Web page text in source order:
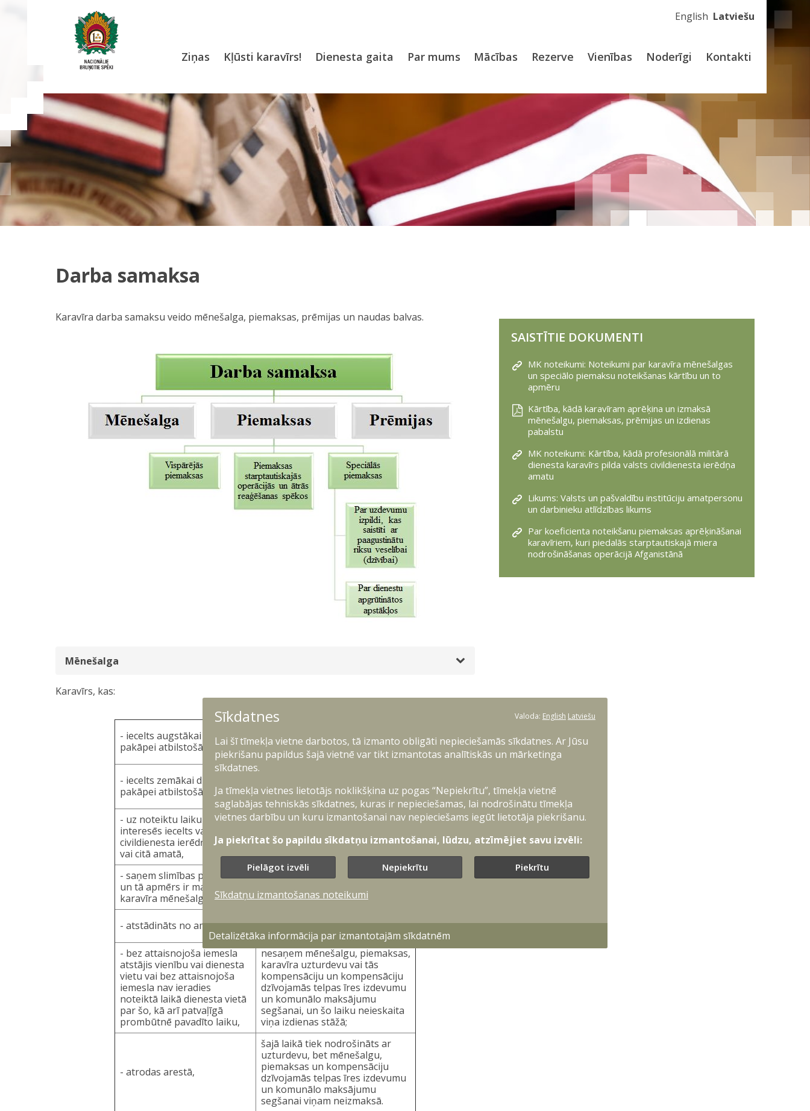
English Latviešu
Ziņas Kļūsti karavīrs! Dienesta gaita Par mums Mācības Rezerve Vienības Noderīgi Kontakti
Darba samaksa
Karavīra darba samaksu veido mēnešalga, piemaksas, prēmijas un naudas balvas.
Mēnešalga
Karavīrs, kas:
- iecelts augstākai dienesta
pakāpei atbilstošā amatā,
piemaksu mēnešalgu starpības
apjomā;
- iecelts zemākai dienesta
pakāpei atbilstošā amatā,
mēnešalgu atbilstoši savai
dienesta pakāpei;
- uz noteiktu laiku valsts
interesēs iecelts valsts
civildienesta ierēdņa amatā
vai citā amatā,
tā pildīšanas laikā saņem
(un karavīram noteiktos
pabalstus un kompensācijas);
- saņem slimības pabalstu
un tā apmērs ir mazāks par
karavīra mēnešalgu,
saņem starpības kompensējumu
līdzekļiem;
- atstādināts no amata,
saņem mēnešalgu, karavīra
uzturdevu vai tās kompensāciju;
- bez attaisnojoša iemesla
atstājis vienību vai dienesta
vietu vai bez attaisnojoša
iemesla nav ieradies
noteiktā laikā dienesta vietā
par šo, kā arī patvaļīgā
prombūtnē pavadīto laiku,
nesaņem mēnešalgu, piemaksas,
karavīra uzturdevu vai tās
kompensāciju un kompensāciju
dzīvojamās telpas īres izdevumu
un komunālo maksājumu
segšanai, un šo laiku neieskaita
viņa izdienas stāžā;
- atrodas arestā,
šajā laikā tiek nodrošināts ar
uzturdevu, bet mēnešalgu,
piemaksas un kompensāciju
dzīvojamās telpas īres izdevumu
un komunālo maksājumu
segšanai viņam neizmaksā.
SAISTĪTIE DOKUMENTI
MK noteikumi: Noteikumi par karavīra mēnešalgas
un speciālo piemaksu noteikšanas kārtību un to
apmēru
Kārtība, kādā karavīram aprēķina un izmaksā
mēnešalgu, piemaksas, prēmijas un izdienas
pabalstu
MK noteikumi: Kārtība, kādā profesionālā militārā
dienesta karavīrs pilda valsts civildienesta ierēdņa
amatu
Likums: Valsts un pašvaldību institūciju amatpersonu
un darbinieku atlīdzības likums
Par koeficienta noteikšanu piemaksas aprēķināšanai
karavīriem, kuri piedalās starptautiskajā miera
nodrošināšanas operācijā Afganistānā
Sīkdatnes Valoda: English Latviešu
Lai šī tīmekļa vietne darbotos, tā izmanto obligāti nepieciešamās sīkdatnes. Ar Jūsu
piekrišanu papildus šajā vietnē var tikt izmantotas analītiskās un mārketinga
sīkdatnes.
Ja tīmekļa vietnes lietotājs noklikšķina uz pogas “Nepiekrītu”, tīmekļa vietnē
saglabājas tehniskās sīkdatnes, kuras ir nepieciešamas, lai nodrošinātu tīmekļa
vietnes darbību un kuru izmantošanai nav nepieciešams iegūt lietotāja piekrišanu.
Ja piekrītat šo papildu sīkdatņu izmantošanai, lūdzu, atzīmējiet savu izvēli:
Pielāgot izvēli Nepiekrītu Piekrītu
Sīkdatņu izmantošanas noteikumi
Detalizētāka informācija par izmantotajām sīkdatnēm